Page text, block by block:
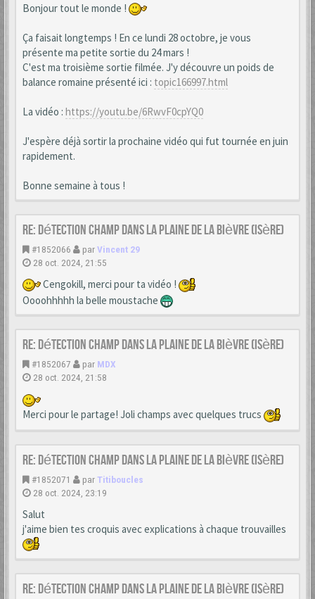
Bonjour tout le monde !
Ça faisait longtemps ! En ce lundi 28 octobre, je vous
présente ma petite sortie du 24 mars !
C'est ma troisième sortie filmée. J'y découvre un poids de
balance romaine présenté ici : topic166997.html
La vidéo : https://youtu.be/6RwvF0cpYQ0
J'espère déjà sortir la prochaine vidéo qui fut tournée en juin
rapidement.
Bonne semaine à tous !
Re: Détection champ dans la Plaine de la Bièvre (Isère)
#1852066 parVincent 29
28 oct. 2024, 21:55
Cengokill, merci pour ta vidéo !
Oooohhhhh la belle moustache
Re: Détection champ dans la Plaine de la Bièvre (Isère)
#1852067 par MDX
28 oct. 2024, 21:58
Merci pour le partage! Joli champs avec quelques trucs
Re: Détection champ dans la Plaine de la Bièvre (Isère)
#1852071 parTitiboucles
28 oct. 2024, 23:19
Salut
j'aime bien tes croquis avec explications à chaque trouvailles
Re: Détection champ dans la Plaine de la Bièvre (Isère)